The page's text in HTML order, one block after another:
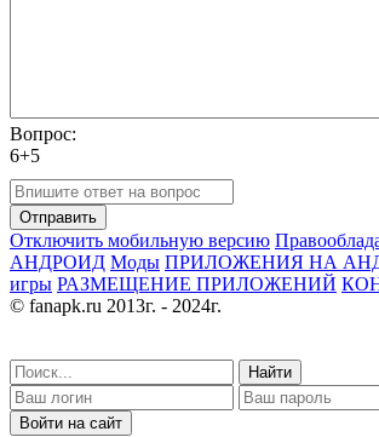
Вопрос:
6+5
Отправить
Отключить мобильную версию
АНДРОИД Моды ПРИЛОЖЕНИЯ НА
игры РАЗМЕЩЕНИЕ ПРИЛОЖЕНИЙ
© fanapk.ru 2013г. - 2024г.
Найти
Войти на сайт